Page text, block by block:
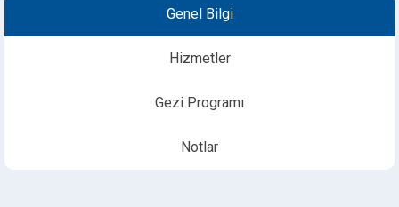
Genel Bilgi
Hizmetler
Gezi Programı
Notlar